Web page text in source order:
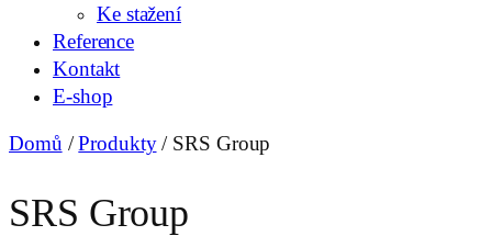
Ke stažení
Reference
Kontakt
E-shop
Domů /Produkty/ SRS Group
SRS Group